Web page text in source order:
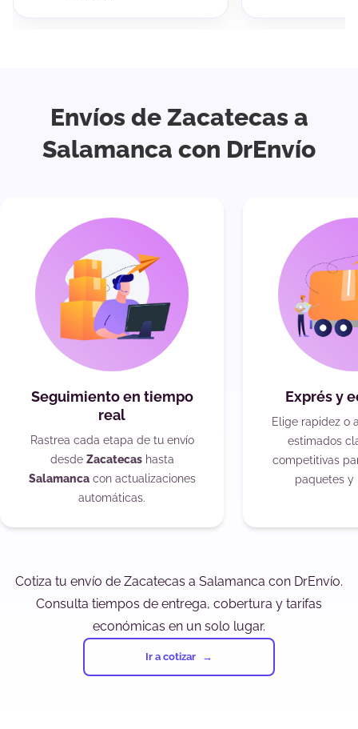
Envíos de Zacatecas a
Salamanca con DrEnvío
Seguimiento en tiempo
real
Rastrea cada etapa de tu envío
desde Zacatecashasta
Salamancacon actualizaciones
automáticas.
Exprés y
Elige rapidez o
estimados
competitivas
paquetes y
Cotiza tu envío de Zacatecas a Salamanca con DrEnvío.
Consulta tiempos de entrega, cobertura y tarifas
económicas en un solo lugar.
Ir a cotizar